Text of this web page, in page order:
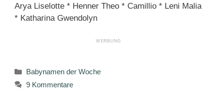
Arya Liselotte * Henner Theo * Camillio * Leni Malia
* Katharina Gwendolyn
Kategorien
Babynamen der Woche
9 Kommentare